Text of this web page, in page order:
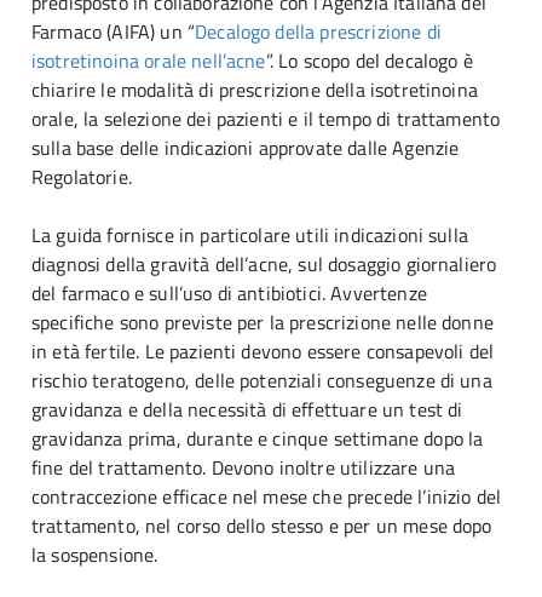
Farmaco (AIFA) un “Decalogo della prescrizione di
isotretinoina orale nell’acne”. Lo scopo del decalogo è
chiarire le modalità di prescrizione della isotretinoina
orale, la selezione dei pazienti e il tempo di trattamento
sulla base delle indicazioni approvate dalle Agenzie
Regolatorie.
La guida fornisce in particolare utili indicazioni sulla
diagnosi della gravità dell’acne, sul dosaggio giornaliero
del farmaco e sull’uso di antibiotici. Avvertenze
specifiche sono previste per la prescrizione nelle donne
in età fertile. Le pazienti devono essere consapevoli del
rischio teratogeno, delle potenziali conseguenze di una
gravidanza e della necessità di effettuare un test di
gravidanza prima, durante e cinque settimane dopo la
fine del trattamento. Devono inoltre utilizzare una
contraccezione efficace nel mese che precede l’inizio del
trattamento, nel corso dello stesso e per un mese dopo
la sospensione.